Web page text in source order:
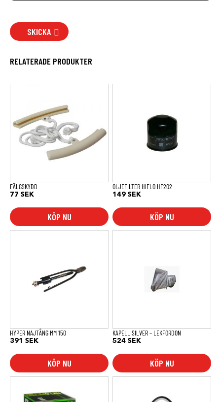
SKICKA
RELATERADE PRODUKTER
FÄLGSKYDD
77 SEK
KÖP NU
OLJEFILTER HIFLO HF202
149 SEK
KÖP NU
HYPER NAJTÅNG MM 150
391 SEK
KÖP NU
KAPELL SILVER – LEKFORDON
524 SEK
KÖP NU